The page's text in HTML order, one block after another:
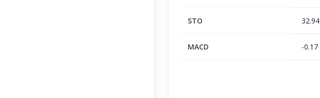
STO 32.94
MACD -0.17